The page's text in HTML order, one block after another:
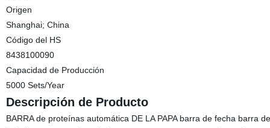
Origen
Shanghai; China
Código del HS
8438100090
Capacidad de Producción
5000 Sets/Year
Descripción de Producto
BARRA de proteínas automática DE LA PAPA barra de fecha